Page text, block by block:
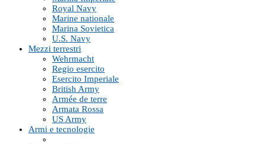
Royal Navy
Marine nationale
Marina Sovietica
U.S. Navy
Mezzi terrestri
Wehrmacht
Regio esercito
Esercito Imperiale
British Army
Armée de terre
Armata Rossa
US Army
Armi e tecnologie